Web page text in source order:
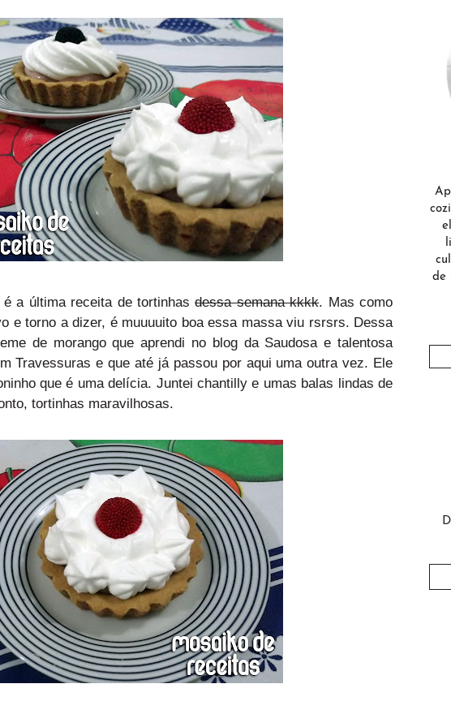
é a última receita de tortinhasdessa semana kkkk. Mas como
e torno a dizer, é muuuuito boa essa massa viu rsrsrs. Dessa
de morango que aprendi no blog da Saudosa e talentosa
Travessuras e que até já passou por aqui uma outra vez. Ele
que é uma delícia. Juntei chantilly e umas balas lindas de
tortinhas maravilhosas.
de